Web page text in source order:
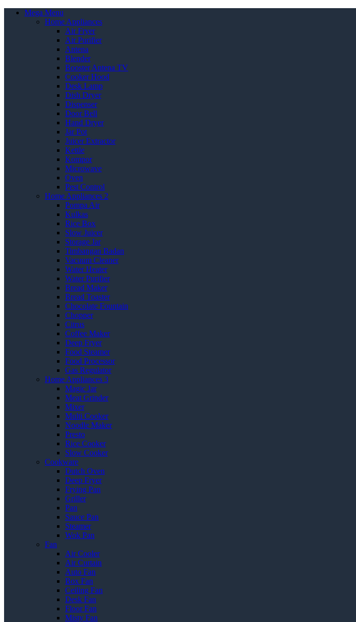
Mega Menu
Home Appliances
Air Fryer
Air Purifier
Antena
Blender
Booster Antena TV
Cooker Hood
Desk Lamp
Dish Dryer
Dispenser
Door Bell
Hand Dryer
Jar Pot
Juicer Extractor
Kettle
Kompor
Microwave
Oven
Pest Control
Home Appliances 2
Pompa Air
Kulkas
Rice Box
Slow Juicer
Storage Jar
Timbangan Badan
Vacuum Cleaner
Water Heater
Water Purifier
Bread Maker
Bread Toaster
Chocolate Fountain
Chopper
Citrus
Coffee Maker
Deep Fryer
Food Steamer
Food Processor
Gas Regulator
Home Appliances 3
Magic Jar
Meat Grinder
Mixer
Multi Cooker
Noodle Maker
Presto
Rice Cooker
Slow Cooker
Cookware
Dutch Oven
Deep Fryer
Frying Pan
Griller
Pan
Sauce Pan
Steamer
Wok Pan
Fan
Air Cooler
Air Curtain
Auto Fan
Box Fan
Ceiling Fan
Desk Fan
Floor Fan
Misty Fan